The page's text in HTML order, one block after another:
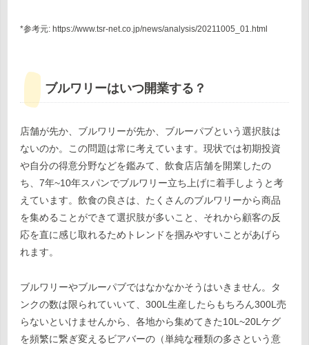
*参考元: https://www.tsr-net.co.jp/news/analysis/20211005_01.html
ブルワリーはいつ開業する？
店舗が先か、ブルワリーが先か、ブルーパブという選択肢は
ないのか。この問題は常に考えています。現状では初期投資
や自分の得意分野などを鑑みて、飲食店店舗を開業したの
ち、7年~10年スパンでブルワリー立ち上げに着手しようと考
えています。飲食の良さは、たくさんのブルワリーから商品
を集めることができて選択肢が多いこと、それから顧客の反
応を直に感じ取れるためトレンドを掴みやすいことがあげら
れます。
ブルワリーやブルーパブではなかなかそうはいきません。タ
ンクの数は限られていいて、300L生産したらもちろん300L売
らないといけませんから、各地から集めてきた10L~20Lケグ
を頻繁に繋ぎ変えるビアバーの（単純な種類の多さという意